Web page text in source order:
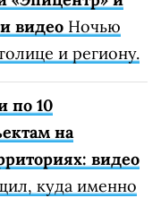
видео Ночью
и региону.
по 10
на
видео
куда именно